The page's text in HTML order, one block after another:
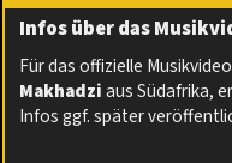
Infos über das
Für das offizielle
Makhadziaus Südafrika,
Infos ggf. später